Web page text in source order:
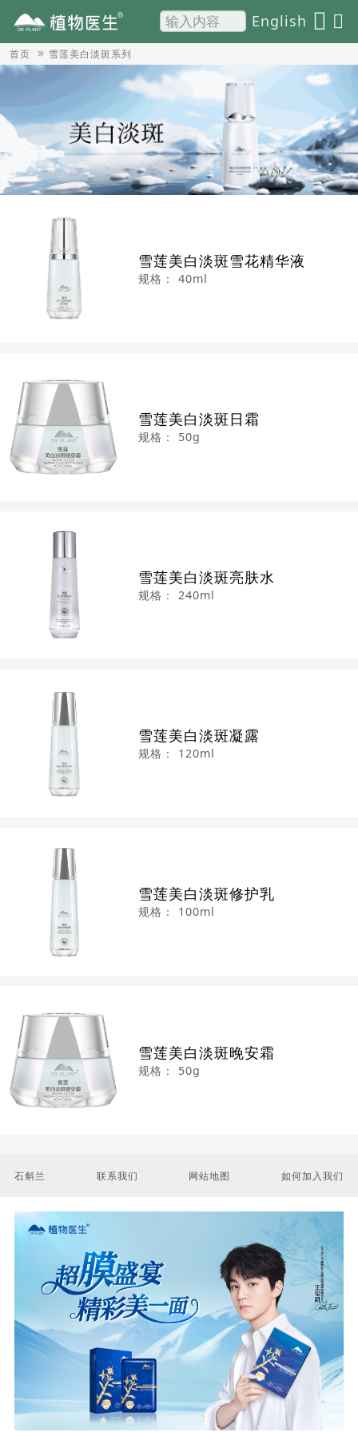
English
首页 雪莲美白淡斑系列
雪莲美白淡斑雪花精华液
规格： 40ml
雪莲美白淡斑日霜
规格： 50g
雪莲美白淡斑亮肤水
规格： 240ml
雪莲美白淡斑凝露
规格： 120ml
雪莲美白淡斑修护乳
规格： 100ml
雪莲美白淡斑晚安霜
规格： 50g
石斛兰 联系我们 网站地图 如何加入我们